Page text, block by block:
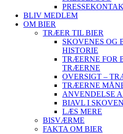
BLIV MEDLEM
OM BIER
TRÆER TIL BIER
SKOVENES OG
HISTORIE
TRÆERNE FOR
TRÆERNE
OVERSIGT –
TRÆERNE
ANVENDELSE
BIAVL I
LÆS MERE
BISVÆRME
FAKTA OM BIER